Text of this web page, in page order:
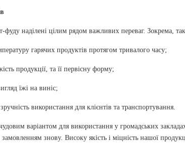
фуду наділені цілим рядом важливих переваг. Зокрема,
гарячих продуктів протягом тривалого часу;
продукції, та її первісну форму;
їжі на виніс;
використання для клієнтів та транспортування.
варіантом для використання у громадських
знову. Високу якість і міцність нашої